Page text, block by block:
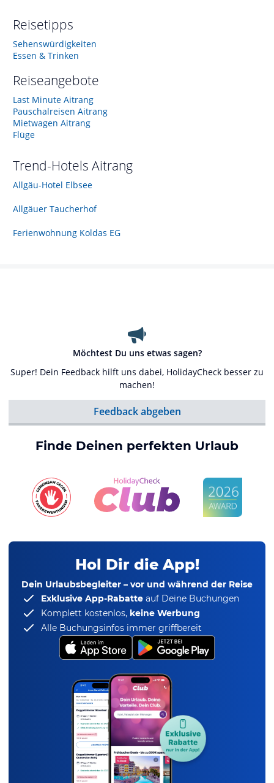
Reisetipps
Sehenswürdigkeiten
Essen & Trinken
Reiseangebote
Last Minute Aitrang
Pauschalreisen Aitrang
Mietwagen Aitrang
Flüge
Trend-Hotels Aitrang
Allgäu-Hotel Elbsee
Allgäuer Taucherhof
Ferienwohnung Koldas EG
Möchtest Du uns etwas sagen?
Super! Dein Feedback hilft uns dabei, HolidayCheck besser zu
machen!
Feedback abgeben
Finde Deinen perfekten Urlaub
Hol Dir die App!
Dein Urlaubsbegleiter – vor und während der Reise
Exklusive App-Rabatte auf Deine Buchungen
Komplett kostenlos, keine Werbung
Alle Buchungsinfos immer griffbereit